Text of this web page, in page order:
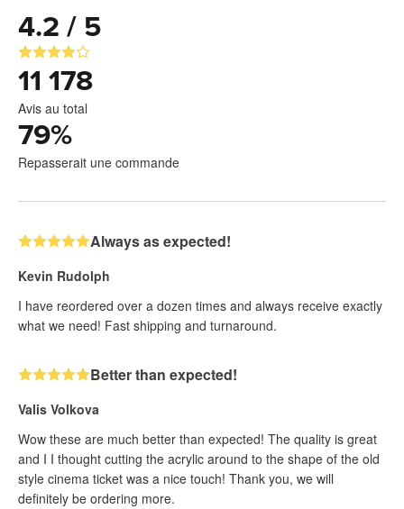
4.2 / 5
11 178
Avis au total
79%
Repasserait une commande
Always as expected!
Kevin Rudolph
I have reordered over a dozen times and always receive exactly
what we need! Fast shipping and turnaround.
Better than expected!
Valis Volkova
Wow these are much better than expected! The quality is great
and I I thought cutting the acrylic around to the shape of the old
style cinema ticket was a nice touch! Thank you, we will
definitely be ordering more.